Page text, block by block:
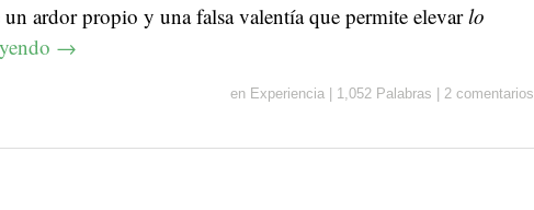
un ardor propio y una falsa valentía que permite elevarlo
→
en Experiencia 1,052 Palabras 2 comentarios